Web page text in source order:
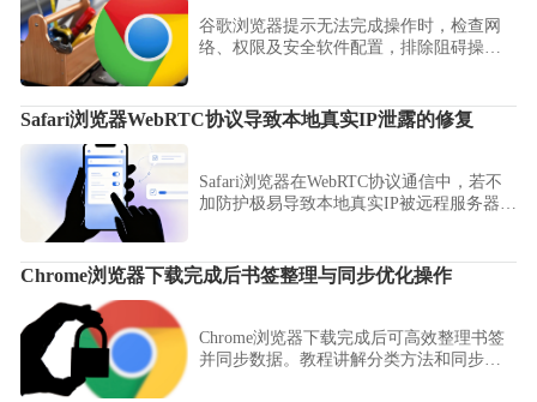
谷歌浏览器提示无法完成操作时，检查网
络、权限及安全软件配置，排除阻碍操作
Safari浏览器WebRTC协议导致本地真实IP泄露的修复
Safari浏览器在WebRTC协议通信中，若不
加防护极易导致本地真实IP被远程服务器获
案，让您的上网位置信息更加隐秘安全。
Chrome浏览器下载完成后书签整理与同步优化操作
Chrome浏览器下载完成后可高效整理书签
并同步数据。教程讲解分类方法和同步技